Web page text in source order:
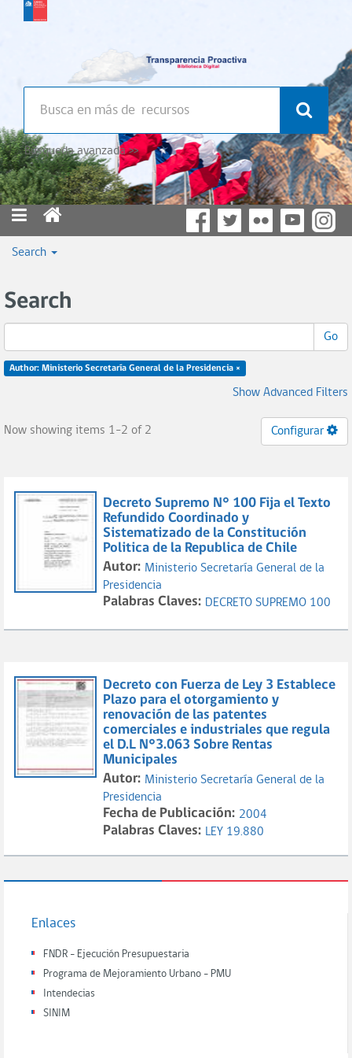
Búsqueda avanzada >>
Search
Search
Go
Author: Ministerio Secretaría General de la Presidencia ×
Show Advanced Filters
Now showing items 1-2 of 2 Configurar
Decreto Supremo N° 100 Fija el Texto
Refundido Coordinado y
Sistematizado de la Constitución
Politica de la Republica de Chile
Autor: Ministerio Secretaría General de la
Presidencia
Palabras Claves: DECRETO SUPREMO 100
Decreto con Fuerza de Ley 3 Establece
Plazo para el otorgamiento y
renovación de las patentes
comerciales e industriales que regula
el D.L N°3.063 Sobre Rentas
Municipales
Autor: Ministerio Secretaría General de la
Presidencia
Fecha de Publicación: 2004
Palabras Claves: LEY 19.880
Enlaces
FNDR - Ejecución Presupuestaria
Programa de Mejoramiento Urbano - PMU
Intendecias
SINIM